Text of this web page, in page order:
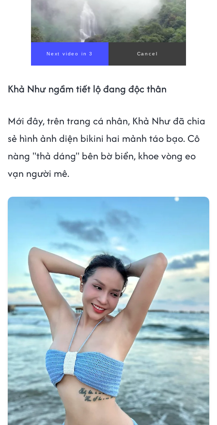
Next video in 1 Cancel
Khả Như ngầm tiết lộ đang độc thân
Mới đây, trên trang cá nhân, Khả Như đã chia
sẻ hình ảnh diện bikini hai mảnh táo bạo. Cô
nàng "thả dáng" bên bờ biển, khoe vòng eo
vạn người mê.